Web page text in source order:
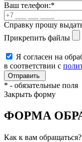
Ваш телефон:*
Справку прошу
Прикрепить файлы
Я согласен на
в соответствии с
* - обязательные поля
Закрыть форму
ФОРМА
Как к вам обращаться?